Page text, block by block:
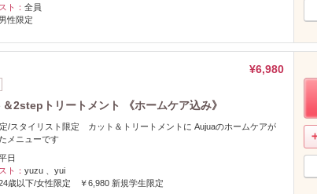
ト： 全員
男性限定
¥6,980
2stepトリートメント 《ホームケア込み》
/スタイリスト限定 カット＆トリートメントに Aujuaのホームケアが
メニューです
日
ト： yuzu 、yui
歳以下/女性限定 ￥6,980 新規学生限定